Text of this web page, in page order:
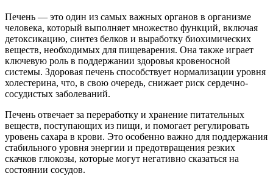
Печень — это один из самых важных органов в организме
человека, который выполняет множество функций, включая
детоксикацию, синтез белков и выработку биохимических
веществ, необходимых для пищеварения. Она также играет
ключевую роль в поддержании здоровья кровеносной
системы. Здоровая печень способствует нормализации уровня
холестерина, что, в свою очередь, снижает риск сердечно-
сосудистых заболеваний.
Печень отвечает за переработку и хранение питательных
веществ, поступающих из пищи, и помогает регулировать
уровень сахара в крови. Это особенно важно для поддержания
стабильного уровня энергии и предотвращения резких
скачков глюкозы, которые могут негативно сказаться на
состоянии сосудов.